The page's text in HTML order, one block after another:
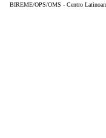
BIREME/OPS/OMS - Centro